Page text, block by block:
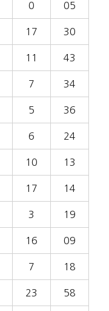
0 05
17 30
11 43
7 34
5 36
6 24
10 13
17 14
3 19
16 09
7 18
23 58